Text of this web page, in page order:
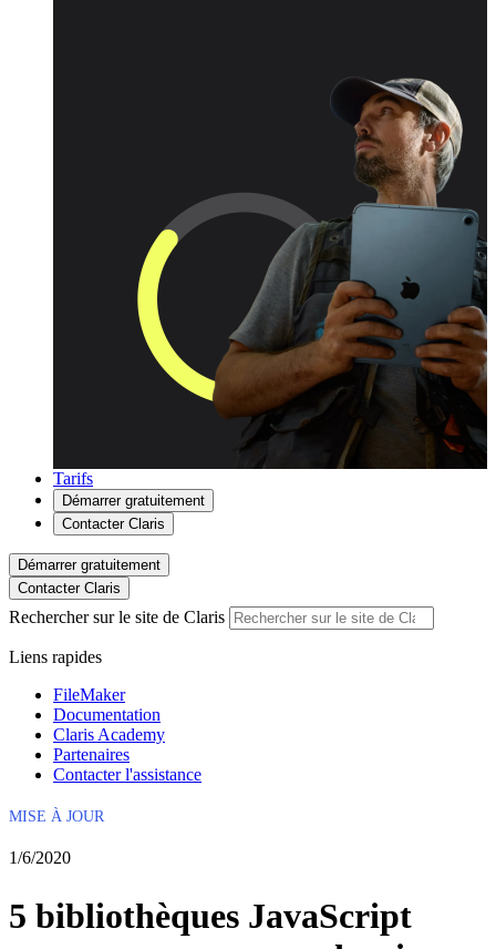
Tarifs
Démarrer gratuitement
Contacter Claris
Démarrer gratuitement
Contacter Claris
Rechercher sur le site de Claris
Liens rapides
FileMaker
Documentation
Claris Academy
Partenaires
Contacter l'assistance
MISE À JOUR
1/6/2020
5 bibliothèques JavaScript